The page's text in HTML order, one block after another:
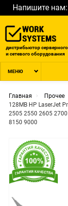
Напишите нам:
дистрибьютор серверного
и сетевого оборудования
МЕНЮ
Главная
Прочее
128MB HP LaserJet
2505 2550 2605
8150 9000